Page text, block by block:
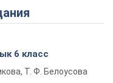
Video
6 класс
Т. Ф. Белоусова